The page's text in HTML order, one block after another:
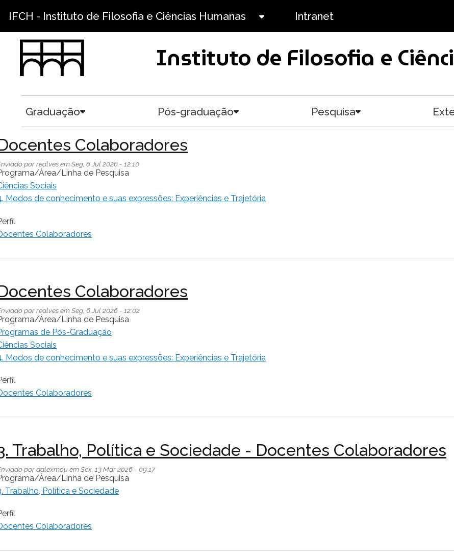
IFCH - Instituto de Filosofia e Ciências Humanas Intranet
Instituto de Filosofia e
Graduação Pós-graduação Pesquisa
Colaboradores
porrealvesemSeg, 6 Jul 2026 - 12:10
Área/Linha de Pesquisa
Sociais
Modos de conhecimento e suas expressões: Experiências e Trajetória
Colaboradores
Colaboradores
porrealvesemSeg, 6 Jul 2026 - 12:02
Área/Linha de Pesquisa
de Pós-Graduação
Sociais
Modos de conhecimento e suas expressões: Experiências e Trajetória
Colaboradores
Trabalho, Política e Sociedade - Docentes Colaboradores
poraalexmouemSex, 13 Mar 2026 - 09:17
Área/Linha de Pesquisa
Trabalho, Política e Sociedade
Colaboradores